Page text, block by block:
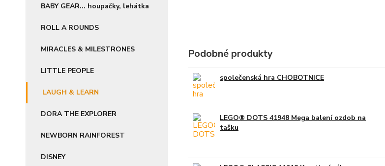
BABY GEAR... houpačky, lehátka
ROLL A ROUNDS
MIRACLES & MILESTRONES
LITTLE PEOPLE
LAUGH & LEARN
DORA THE EXPLORER
NEWBORN RAINFOREST
DISNEY
Podobné produkty
společenská hra CHOBOTNICE
LEGO® DOTS 41948 Mega balení ozdob na
tašku